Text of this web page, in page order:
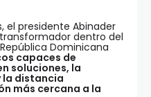
el presidente Abinader
dentro del
Dominicana
capaces de
soluciones, la
la distancia
más cercana a la